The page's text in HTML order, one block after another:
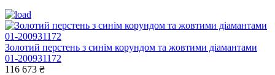
Золотий перстень з синім корундом та жовтими діамантами
01-200931172
116 673 ₴